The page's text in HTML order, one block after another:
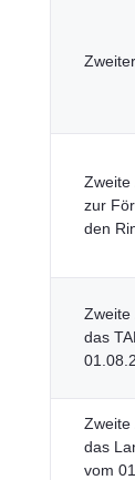
Zweite
zur
den
Zweite
das
Zweite
das
vom